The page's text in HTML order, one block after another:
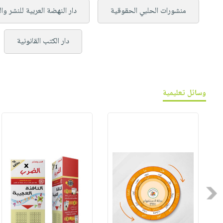
منشورات الحلبي الحقوقية دار النهضة العربية للنشر
دار الكتب القانونية
وسائل تعليمية
Previous